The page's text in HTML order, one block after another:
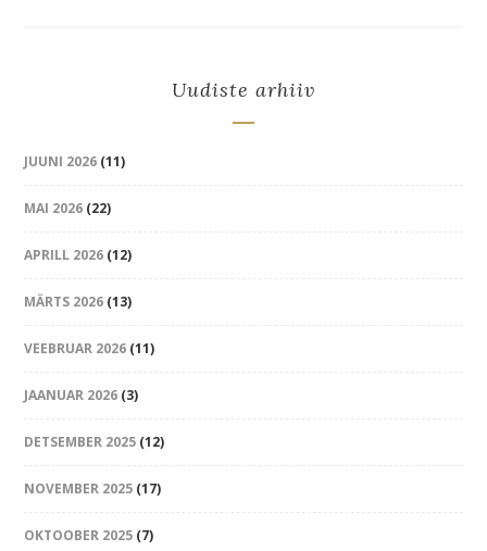
Uudiste arhiiv
JUUNI 2026 (11)
MAI 2026 (22)
APRILL 2026 (12)
MÄRTS 2026 (13)
VEEBRUAR 2026 (11)
JAANUAR 2026 (3)
DETSEMBER 2025 (12)
NOVEMBER 2025 (17)
OKTOOBER 2025 (7)